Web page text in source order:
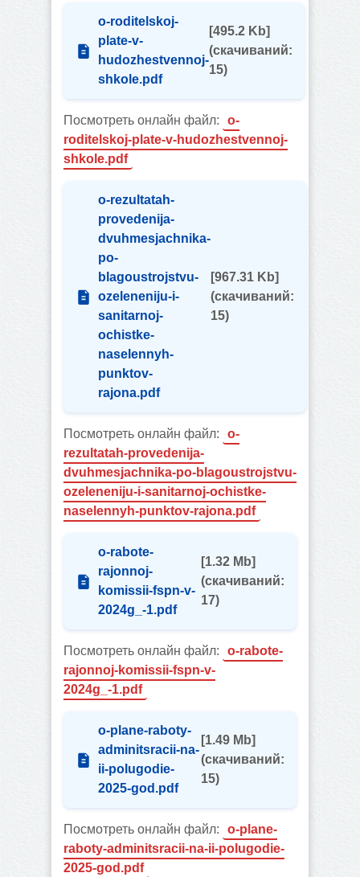
o-roditelskoj-
plate-v-
hudozhestvennoj-
shkole.pdf
[495.2 Kb]
(cкачиваний:
15)
Посмотреть онлайн файл:
o-
roditelskoj-plate-v-hudozhestvennoj-
shkole.pdf
o-rezultatah-
provedenija-
dvuhmesjachnika-
po-
blagoustrojstvu-
ozeleneniju-i-
sanitarnoj-
ochistke-
naselennyh-
punktov-
rajona.pdf
[967.31 Kb]
(cкачиваний:
15)
Посмотреть онлайн файл:
o-
rezultatah-provedenija-
dvuhmesjachnika-po-blagoustrojstvu-
ozeleneniju-i-sanitarnoj-ochistke-
naselennyh-punktov-rajona.pdf
o-rabote-
rajonnoj-
komissii-fspn-v-
2024g_-1.pdf
[1.32 Mb]
(cкачиваний:
17)
Посмотреть онлайн файл:
o-rabote-
rajonnoj-komissii-fspn-v-
2024g_-1.pdf
o-plane-raboty-
adminitsracii-na-
ii-polugodie-
2025-god.pdf
[1.49 Mb]
(cкачиваний:
15)
Посмотреть онлайн файл:
o-plane-
raboty-adminitsracii-na-ii-polugodie-
2025-god.pdf